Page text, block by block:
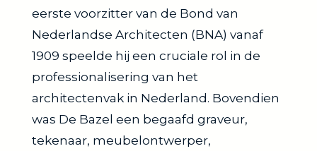
eerste voorzitter van de Bond van
Nederlandse Architecten (BNA) vanaf
1909 speelde hij een cruciale rol in de
professionalisering van het
architectenvak in Nederland. Bovendien
was De Bazel een begaafd graveur,
tekenaar, meubelontwerper,